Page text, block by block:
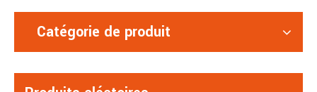
Catégorie de produit